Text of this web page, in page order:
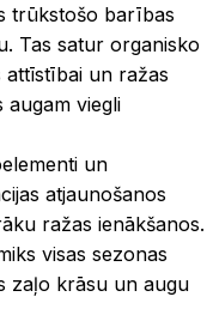
trūkstošo barības
Tas satur organisko
un ražas
augam viegli
un
atjaunošanos
ražas ienākšanos.
visas sezonas
zaļo krāsu un augu